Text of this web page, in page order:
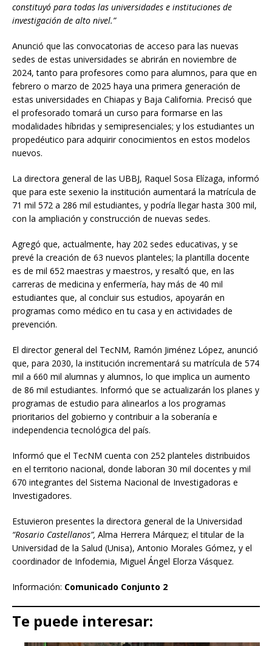
constituyó para todas las universidades e instituciones de
investigación de alto nivel.”
Anunció que las convocatorias de acceso para las nuevas
sedes de estas universidades se abrirán en noviembre de
2024, tanto para profesores como para alumnos, para que en
febrero o marzo de 2025 haya una primera generación de
estas universidades en Chiapas y Baja California. Precisó que
el profesorado tomará un curso para formarse en las
modalidades híbridas y semipresenciales; y los estudiantes un
propedéutico para adquirir conocimientos en estos modelos
nuevos.
La directora general de las UBBJ, Raquel Sosa Elízaga, informó
que para este sexenio la institución aumentará la matrícula de
71 mil 572 a 286 mil estudiantes, y podría llegar hasta 300 mil,
con la ampliación y construcción de nuevas sedes.
Agregó que, actualmente, hay 202 sedes educativas, y se
prevé la creación de 63 nuevos planteles; la plantilla docente
es de mil 652 maestras y maestros, y resaltó que, en las
carreras de medicina y enfermería, hay más de 40 mil
estudiantes que, al concluir sus estudios, apoyarán en
programas como médico en tu casa y en actividades de
prevención.
El director general del TecNM, Ramón Jiménez López, anunció
que, para 2030, la institución incrementará su matrícula de 574
mil a 660 mil alumnas y alumnos, lo que implica un aumento
de 86 mil estudiantes. Informó que se actualizarán los planes y
programas de estudio para alinearlos a los programas
prioritarios del gobierno y contribuir a la soberanía e
independencia tecnológica del país.
Informó que el TecNM cuenta con 252 planteles distribuidos
en el territorio nacional, donde laboran 30 mil docentes y mil
670 integrantes del Sistema Nacional de Investigadoras e
Investigadores.
Estuvieron presentes la directora general de la Universidad
“Rosario Castellanos”, Alma Herrera Márquez; el titular de la
Universidad de la Salud (Unisa), Antonio Morales Gómez, y el
coordinador de Infodemia, Miguel Ángel Elorza Vásquez.
Información: Comunicado Conjunto 2
Te puede interesar: